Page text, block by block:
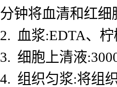
分钟将血清和红
2. 血浆:EDTA、
3. 细胞上清液
4. 组织匀浆:将组